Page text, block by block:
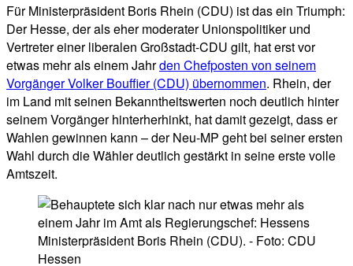
Für Ministerpräsident Boris Rhein (CDU) ist das ein Triumph:
Der Hesse, der als eher moderater Unionspolitiker und
Vertreter einer liberalen Großstadt-CDU gilt, hat erst vor
etwas mehr als einem Jahrden Chefposten von seinem
Vorgänger Volker Bouffier (CDU) übernommen. Rhein, der
im Land mit seinen Bekanntheitswerten noch deutlich hinter
seinem Vorgänger hinterherhinkt, hat damit gezeigt, dass er
Wahlen gewinnen kann – der Neu-MP geht bei seiner ersten
Wahl durch die Wähler deutlich gestärkt in seine erste volle
Amtszeit.